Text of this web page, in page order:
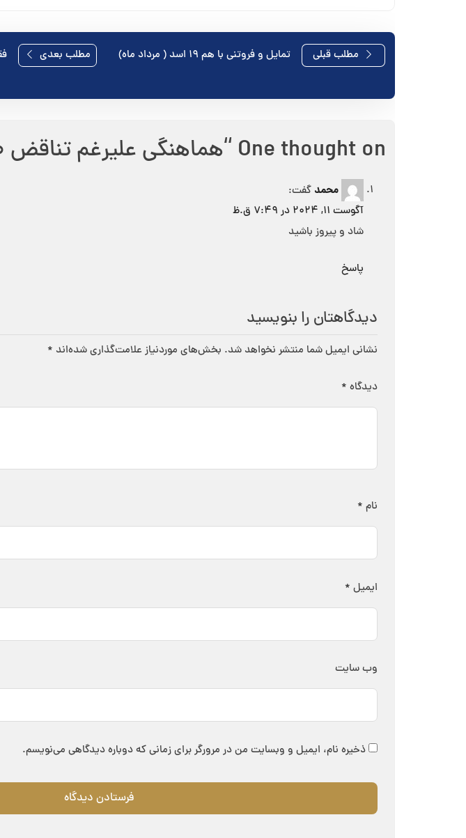
راهبری
نوشته
مطلب قبلی تمایل و فروتنی با هم ۱۹ اسد ( مرداد ماه) مطلب بعدی
One thought on “ هماهنگی علیرغم تناقض ۲۰ اسد (مردادماه )
محمد گفت:
آگوست 11, 2024 در 7:49 ق.ظ
شاد و پیروز باشید
پاسخ
دیدگاهتان را بنویسید
نشانی ایمیل شما منتشر نخواهد شد. بخش‌های موردنیاز علامت‌گذاری شده‌اند *
دیدگاه *
نام *
ایمیل *
وب‌ سایت
ذخیره نام، ایمیل و وبسایت من در مرورگر برای زمانی که دوباره دیدگاهی می‌نویسم.